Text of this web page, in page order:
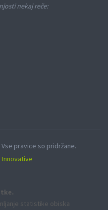
nekaj reče:
pravice so pridržane.
Innovative
statistike obiska